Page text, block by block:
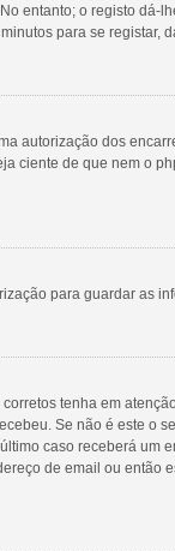
entanto; o registo
para se registar,
autorização dos
de que nem o
para guardar as
tenha em
Se não é este
caso receberá
de email ou